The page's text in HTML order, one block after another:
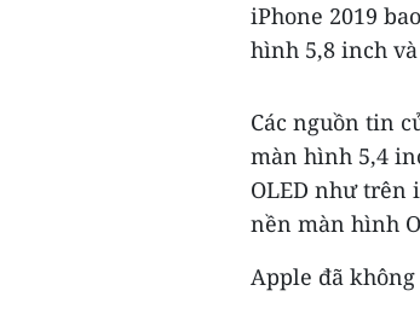
iPhone 2019
hình 5,8 inch
Các nguồn tin
màn hình 5,4
OLED như trên
nền màn hình
Apple đã